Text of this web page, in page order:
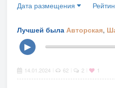
Дата размещения
Лучшей была Авторская,
▶
14.01.2024 62 2 1